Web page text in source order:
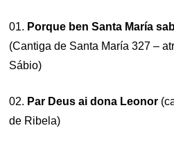
01. Porque ben Santa María
(Cantiga de Santa María 327 –
Sábio)
02. Par Deus ai dona Leonor
de Ribela)